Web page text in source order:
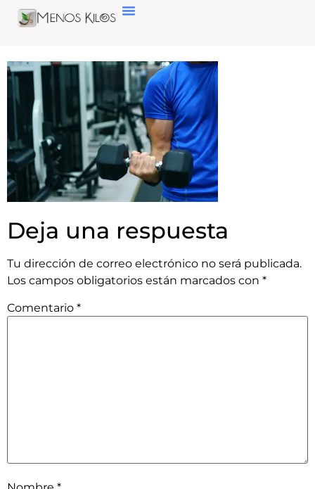
Deja una respuesta
Tu dirección de correo electrónico no será publicada.
Los campos obligatorios están marcados con *
Comentario *